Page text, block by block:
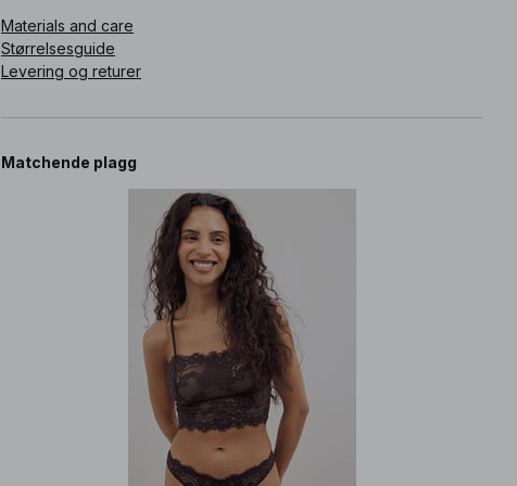
Materials and care
Størrelsesguide
Levering og returer
Matchende plagg